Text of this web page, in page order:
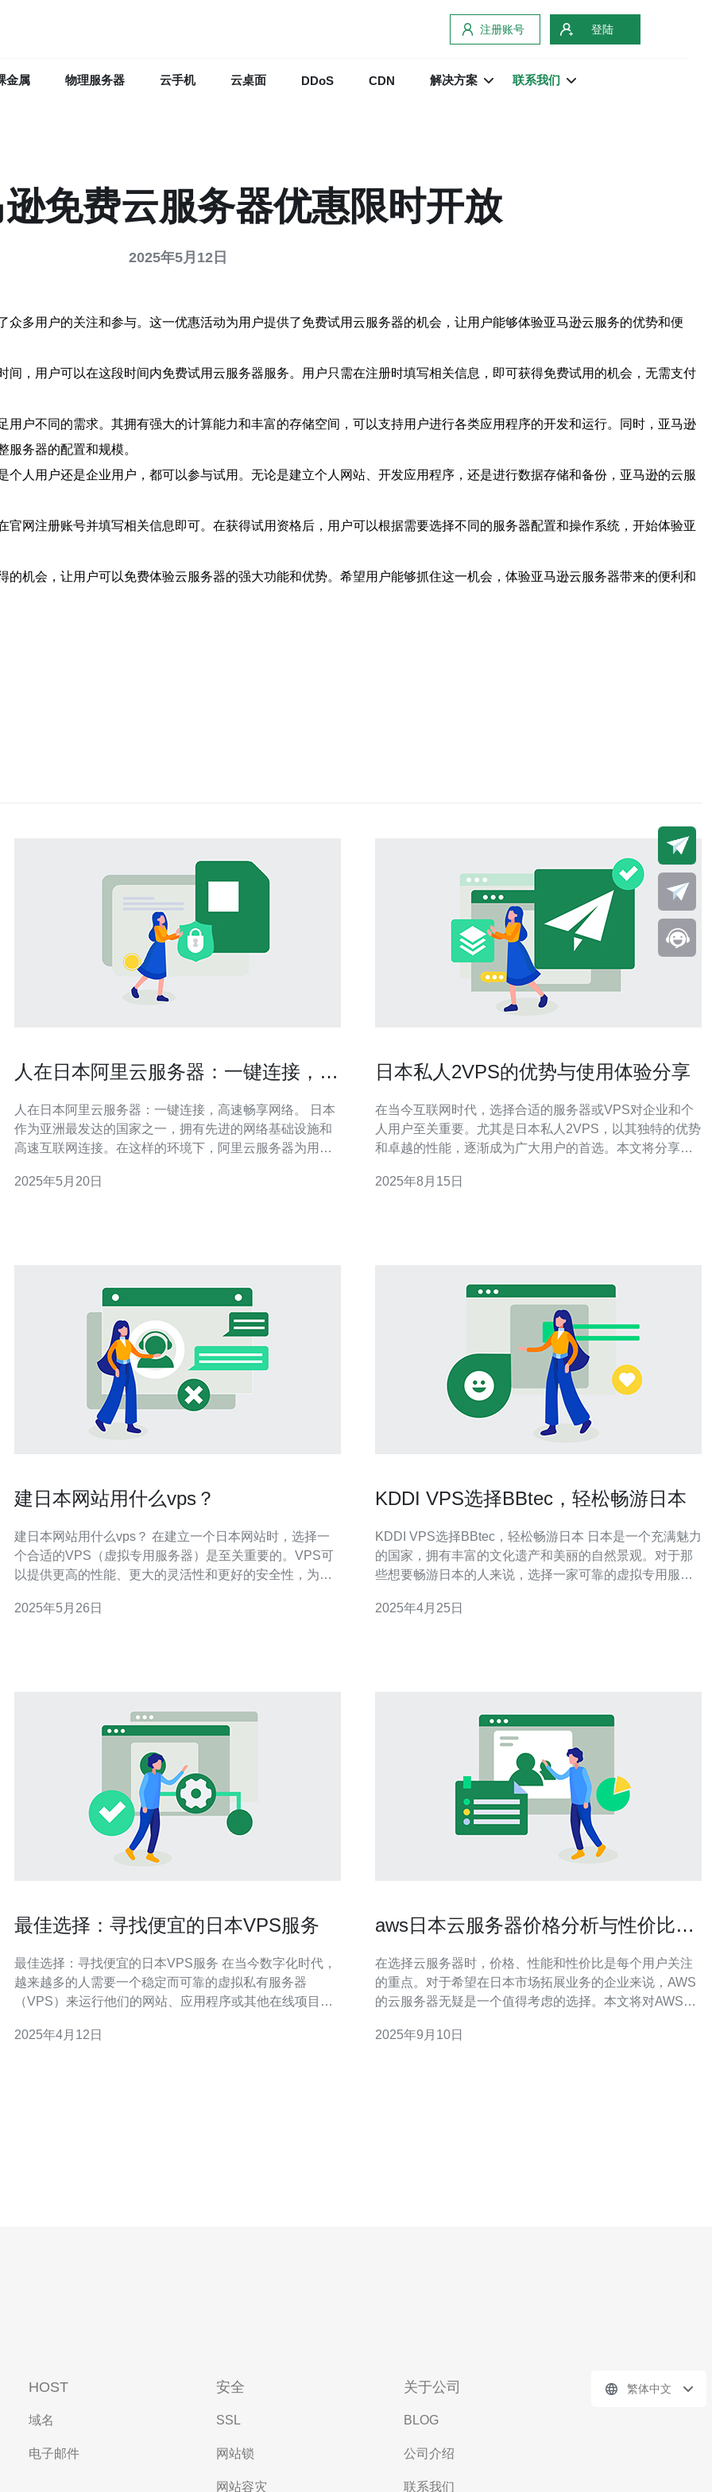
注册账号 登陆
金属 物理服务器 云手机 云桌面 DDoS CDN 解决方案 联系我们
免费云服务器优惠限时开放
2025年5月12日
多用户的关注和参与。这一优惠活动为用户提供了免费试用云服务器的机会，让用户能够体验亚马逊云服务的优势和便
，用户可以在这段时间内免费试用云服务器服务。用户只需在注册时填写相关信息，即可获得免费试用的机会，无需支付
户不同的需求。其拥有强大的计算能力和丰富的存储空间，可以支持用户进行各类应用程序的开发和运行。同时，亚马逊
务器的配置和规模。
人用户还是企业用户，都可以参与试用。无论是建立个人网站、开发应用程序，还是进行数据存储和备份，亚马逊的云服
网注册账号并填写相关信息即可。在获得试用资格后，用户可以根据需要选择不同的服务器配置和操作系统，开始体验亚
机会，让用户可以免费体验云服务器的强大功能和优势。希望用户能够抓住这一机会，体验亚马逊云服务器带来的便利和
人在日本阿里云服务器：一键连接，高
人在日本阿里云服务器：一键连接，高速畅享网络。 日本
作为亚洲最发达的国家之一，拥有先进的网络基础设施和
高速互联网连接。在这样的环境下，阿里云服务器为用户
接，轻松地享受高速的网络体验。 连接日本阿里云服务器
2025年5月20日
日本私人2VPS的优势与使用体验分享
在当今互联网时代，选择合适的服务器或VPS对企业和个
人用户至关重要。尤其是日本私人2VPS，以其独特的优势
和卓越的性能，逐渐成为广大用户的首选。本文将分享日
VPS时提供一些参考。 首先，谈到日本私人2VPS的优
2025年8月15日
建日本网站用什么vps？
建日本网站用什么vps？ 在建立一个日本网站时，选择一
个合适的VPS（虚拟专用服务器）是至关重要的。VPS可
以提供更高的性能、更大的灵活性和更好的安全性，为网
选择什么样的VPS呢？ 首先，一个性能优异的VPS是至关
2025年5月26日
KDDI VPS选择BBtec，轻松畅游日本
KDDI VPS选择BBtec，轻松畅游日本 日本是一个充满魅力
的国家，拥有丰富的文化遗产和美丽的自然景观。对于那
些想要畅游日本的人来说，选择一家可靠的虚拟专用服务
商之一，他们选择了BBtec作为他们的VPS合作伙伴，以
2025年4月25日
最佳选择：寻找便宜的日本VPS服务
最佳选择：寻找便宜的日本VPS服务 在当今数字化时代，
越来越多的人需要一个稳定而可靠的虚拟私有服务器
（VPS）来运行他们的网站、应用程序或其他在线项目。
高质量的VPS服务供人选择。本文将介绍如何找到便宜而
2025年4月12日
aws日本云服务器价格分析与性价比评
在选择云服务器时，价格、性能和性价比是每个用户关注
的重点。对于希望在日本市场拓展业务的企业来说，AWS
的云服务器无疑是一个值得考虑的选择。本文将对AWS在
帮助您找到最合适的解决方案，满足业务需求和预算限
2025年9月10日
HOST
域名
电子邮件
安全
SSL
网站锁
网站容灾
关于公司
BLOG
公司介绍
联系我们
繁体中文